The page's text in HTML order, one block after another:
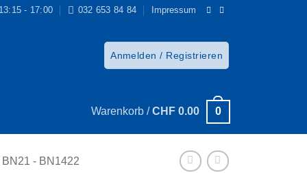
- 17:00 032 653 84 84 Impressum
Anmelden / Registrieren
Warenkorb /CHF0.00 0
- BN1422